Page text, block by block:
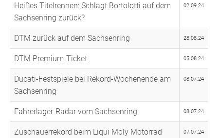
Heißes Titelrennen: Schlägt Bortolotti auf dem
Sachsenring zurück?
02.09.24
DTM zurück auf dem Sachsenring 28.08.24
DTM Premium-Ticket 05.08.24
Ducati-Festspiele bei Rekord-Wochenende am
Sachsenring
08.07.24
Fahrerlager-Radar vom Sachsenring 08.07.24
Zuschauerrekord beim Liqui Moly Motorrad
07.07.24